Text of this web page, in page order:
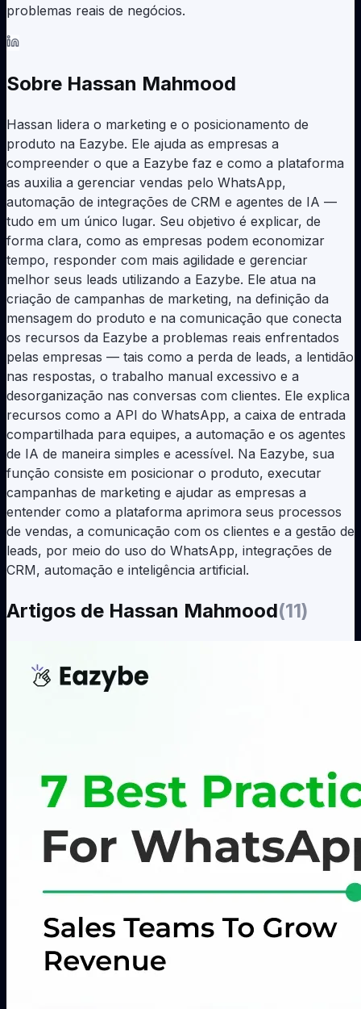
B24
CRM + tarefas + chat
Freshworks WhatsApp Integração
Google Sheets WhatsApp Integração
Planilha como CRM
API personalizada WhatsApp Integração
Webhooks + API REST
Todas as integrações →
Histórias de Clientes
Veja como times multiplicaram por 10 o ROI no
Agendar uma demo personalizada
problemas reais de negócios.
Sobre Hassan Mahmood
Hassan lidera o marketing e o posicionamento de
produto na Eazybe. Ele ajuda as empresas a
compreender o que a Eazybe faz e como a plataforma
as auxilia a gerenciar vendas pelo WhatsApp,
automação de integrações de CRM e agentes de IA —
tudo em um único lugar. Seu objetivo é explicar, de
forma clara, como as empresas podem economizar
tempo, responder com mais agilidade e gerenciar
melhor seus leads utilizando a Eazybe. Ele atua na
criação de campanhas de marketing, na definição da
mensagem do produto e na comunicação que conecta
os recursos da Eazybe a problemas reais enfrentados
pelas empresas — tais como a perda de leads, a lentidão
nas respostas, o trabalho manual excessivo e a
desorganização nas conversas com clientes. Ele explica
recursos como a API do WhatsApp, a caixa de entrada
compartilhada para equipes, a automação e os agentes
de IA de maneira simples e acessível. Na Eazybe, sua
função consiste em posicionar o produto, executar
campanhas de marketing e ajudar as empresas a
entender como a plataforma aprimora seus processos
de vendas, a comunicação com os clientes e a gestão de
leads, por meio do uso do WhatsApp, integrações de
CRM, automação e inteligência artificial.
Artigos de Hassan Mahmood(11)